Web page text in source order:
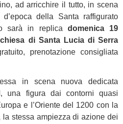
ad arricchire il tutto, in scena
d’epoca della Santa raffigurato
sarà in replica domenica 19
di Santa Lucia di Serra
prenotazione consigliata
in scena nuova dedicata
una figura dai contorni quasi
e l’Oriente del 1200 con la
stessa ampiezza di azione dei